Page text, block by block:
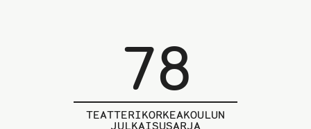
78
TEATTERIKORKEAKOULUN
JULKAISUSARJA